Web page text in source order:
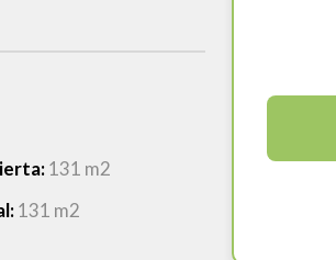
131 m2
131 m2